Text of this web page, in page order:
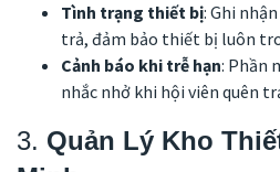
Tình trạng thiết bị: Ghi
trả, đảm bảo thiết bị luôn
Cảnh báo khi trễ hạn: Phần
nhắc nhở khi hội viên quên
3. Quản Lý Kho